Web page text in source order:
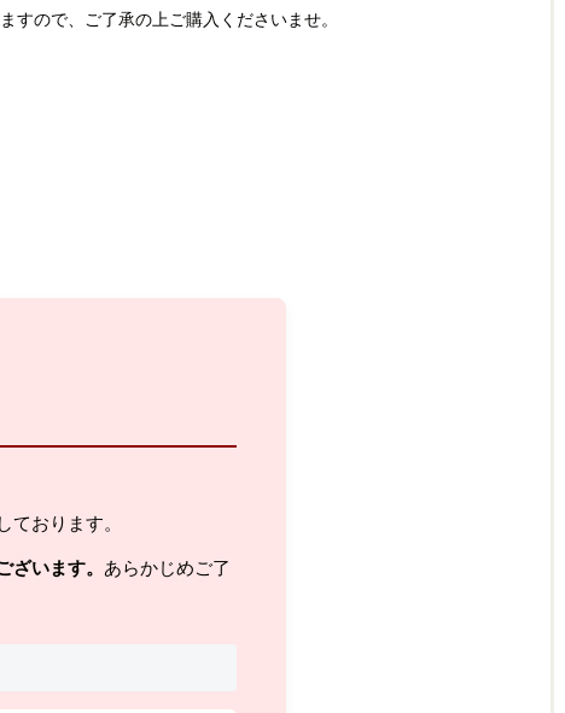
すので、ご了承の上ご購入くださいませ。
おります。
います。 あらかじめご了